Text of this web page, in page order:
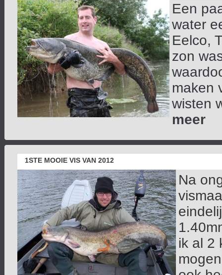
Een
water
Eelco,
zon
maken
wisten
meer
1STE MOOIE VIS VAN 2012
Na
ik al 2